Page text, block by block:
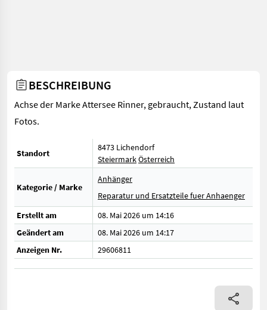
BESCHREIBUNG
Achse der Marke Attersee Rinner, gebraucht, Zustand laut
Fotos.
Standort
8473 Lichendorf
SteiermarkÖsterreich
Kategorie / Marke
Anhänger
Reparatur und Ersatzteile fuer Anhaenger
Erstellt am
08. Mai 2026 um 14:16
Geändert am
08. Mai 2026 um 14:17
Anzeigen Nr.
29606811